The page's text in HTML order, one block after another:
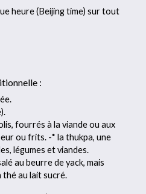
heure (Beijing time) sur tout
:
fourrés à la viande ou aux
ou frits. -* la thukpa, une
légumes et viandes.
au beurre de yack, mais
thé au lait sucré.